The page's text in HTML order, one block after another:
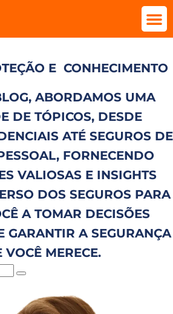
E CONHECIMENTO
ABORDAMOS UMA
DE TÓPICOS, DESDE
ATÉ SEGUROS DE
FORNECENDO
VALIOSAS E INSIGHTS
DOS SEGUROS PARA
A TOMAR DECISÕES
GARANTIR A SEGURANÇA
VOCÊ MERECE.